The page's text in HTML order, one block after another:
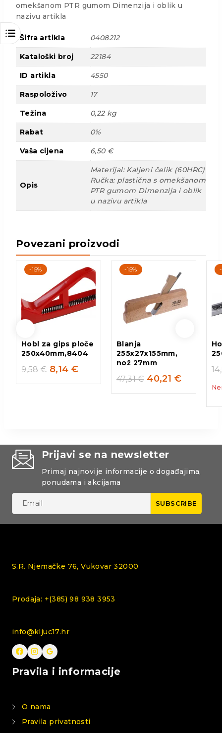
omekšanom PTR gumom Dimenzija i oblik u
nazivu artikla
Šifra artikla 0408212
Kataloški broj 22184
ID artikla 4550
Raspoloživo 17
Težina 0,22 kg
Rabat 0%
Vaša cijena 6,50 €
Opis
Materijal: Kaljeni čelik (60HRC)
Ručka: plastična s omekšanom
PTR gumom Dimenzija i oblik
u nazivu artikla
Povezani proizvodi
-15%
Hobl za gips ploče
250x40mm,8404
9,58€ 8,14 €
-15%
Blanja
255x27x155mm,
nož 27mm
47,31€ 40,21 €
Prijavi se na newsletter
Primaj najnovije informacije o događajima,
ponudama i akcijama
S.R. Njemačke 76, Vukovar 32000
Prodaja: +(385) 98 938 3953
info@kljuc17.hr
Pravila i informacije
O nama
Pravila privatnosti